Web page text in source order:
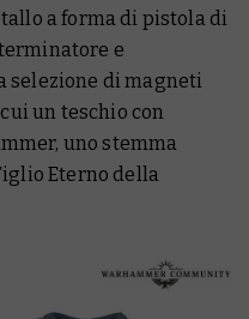
a forma di pistola di
e
selezione di magneti
un teschio con
uno stemma
Eterno della